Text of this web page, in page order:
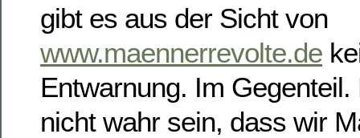
gibt es aus der Sicht von
www.maennerrevolte.de
Entwarnung. Im
nicht wahr sein, dass wir